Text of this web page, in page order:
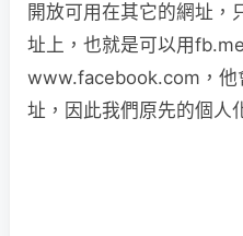
開放可用在其它的網址，
址上，也就是可以用
www.facebook.com，他
址，因此我們原先的個人